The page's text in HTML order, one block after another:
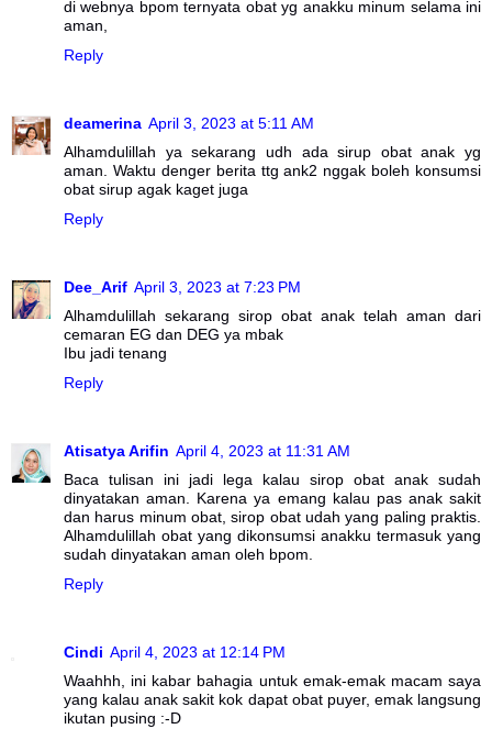
di webnya bpom ternyata obat yg anakku minum selama ini
aman,
Reply
deamerina April 3, 2023 at 5:11 AM
Alhamdulillah ya sekarang udh ada sirup obat anak yg
aman. Waktu denger berita ttg ank2 nggak boleh konsumsi
obat sirup agak kaget juga
Reply
Dee_Arif April 3, 2023 at 7:23 PM
Alhamdulillah sekarang sirop obat anak telah aman dari
cemaran EG dan DEG ya mbak
Ibu jadi tenang
Reply
Atisatya Arifin April 4, 2023 at 11:31 AM
Baca tulisan ini jadi lega kalau sirop obat anak sudah
dinyatakan aman. Karena ya emang kalau pas anak sakit
dan harus minum obat, sirop obat udah yang paling praktis.
Alhamdulillah obat yang dikonsumsi anakku termasuk yang
sudah dinyatakan aman oleh bpom.
Reply
Cindi April 4, 2023 at 12:14 PM
Waahhh, ini kabar bahagia untuk emak-emak macam saya
yang kalau anak sakit kok dapat obat puyer, emak langsung
ikutan pusing :-D